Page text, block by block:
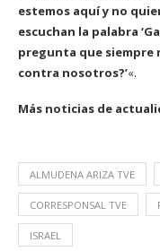
estemos aquí y no
escuchan la palabra
pregunta que siempre
contra nosotros?’«.
Más noticias de
ALMUDENA ARIZA TVE
CORRESPONSAL TVE
ISRAEL